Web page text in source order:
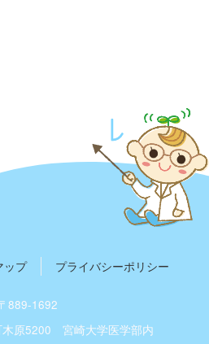
ップ プライバシーポリシー
889-1692
木原5200 宮崎大学医学部内